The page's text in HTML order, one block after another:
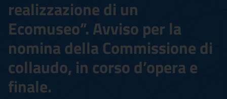
realizzazione di un
Ecomuseo”. Avviso per la
nomina della Commissione di
collaudo, in corso d’opera e
finale.